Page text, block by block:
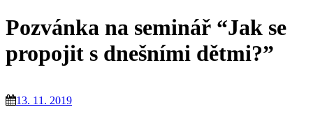
Pozvánka na seminář “Jak se
propojit s dnešními dětmi?”
13. 11. 2019